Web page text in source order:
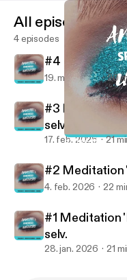
#3 Meditation
All episodes
4 episodes
#4 Meditation
19. mar. 2026 20
#3 Meditation
selv'
17. feb. 2026 21
#2 Meditation
4. feb. 2026 22
#1 Meditation
selv.
28. jan. 2026 21